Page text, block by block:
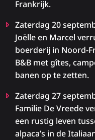
Frankrijk.
Zaterdag 20
Joëlle en Marcel
boerderij in Noord-
B&B met gîtes,
banen op te zetten.
Zaterdag 27
Familie De Vreede
een rustig leven
alpaca’s in de